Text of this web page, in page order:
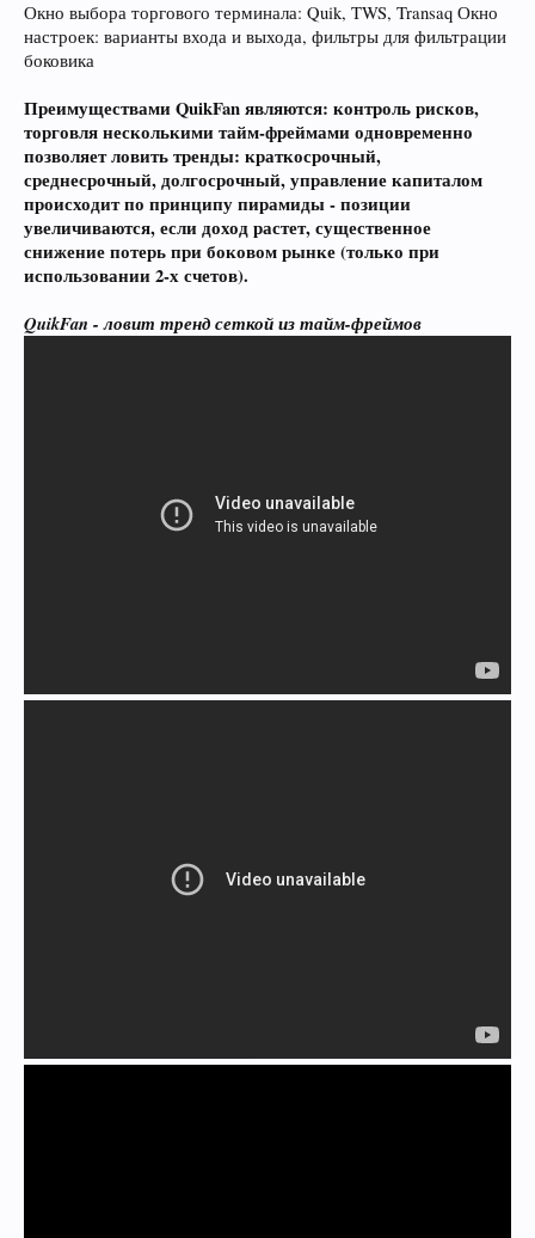
Окно выбора торгового терминала: Quik, TWS, Transaq Окно
настроек: варианты входа и выхода, фильтры для фильтрации
боковика
Преимуществами QuikFan являются: контроль рисков,
торговля несколькими тайм-фреймами одновременно
позволяет ловить тренды: краткосрочный,
среднесрочный, долгосрочный, управление капиталом
происходит по принципу пирамиды - позиции
увеличиваются, если доход растет, существенное
снижение потерь при боковом рынке (только при
использовании 2-х счетов).
QuikFan - ловит тренд сеткой из тайм-фреймов